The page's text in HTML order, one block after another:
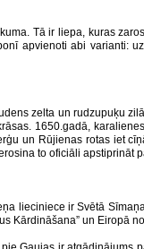
Tā ir liepa, kuras
apvienoti abi
zelta un rudzupuķu
1650.gadā,
un Rūjienas rotas iet
to oficiāli apstiprināt
lieciniece ir Svētā
Kārdināšana” un Eiropā